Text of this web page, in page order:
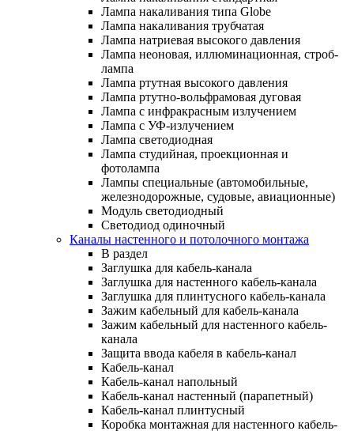
Лампа накаливания типа Globe
Лампа накаливания трубчатая
Лампа натриевая высокого давления
Лампа неоновая, иллюминационная, строб-
лампа
Лампа ртутная высокого давления
Лампа ртутно-вольфрамовая дуговая
Лампа с инфракрасным излучением
Лампа с УФ-излучением
Лампа светодиодная
Лампа студийная, проекционная и
фотолампа
Лампы специальные (автомобильные,
железнодорожные, судовые, авиационные)
Модуль светодиодный
Светодиод одиночный
Каналы настенного и потолочного монтажа
В раздел
Заглушка для кабель-канала
Заглушка для настенного кабель-канала
Заглушка для плинтусного кабель-канала
Зажим кабельный для кабель-канала
Зажим кабельный для настенного кабель-
канала
Защита ввода кабеля в кабель-канал
Кабель-канал
Кабель-канал напольный
Кабель-канал настенный (парапетный)
Кабель-канал плинтусный
Коробка монтажная для настенного кабель-